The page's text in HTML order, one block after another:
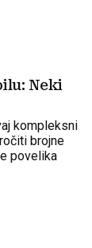
Neki
kompleksni
brojne
povelika